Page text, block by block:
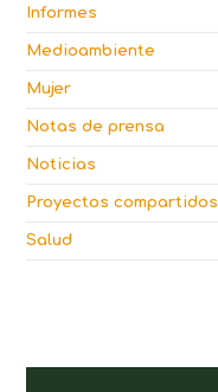
Informes
Medioambiente
Mujer
Notas de prensa
Noticias
Proyectos compartidos
Salud